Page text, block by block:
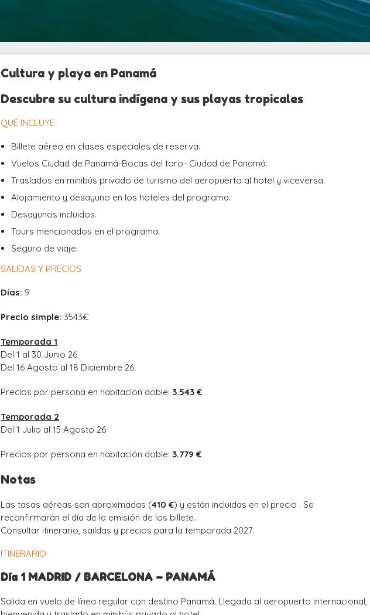
Cultura y playa en Panamá
Descubre su cultura indígena y sus playas tropicales
QUÉ INCLUYE
Billete aéreo en clases especiales de reserva.
Vuelos Ciudad de Panamá-Bocas del toro- Ciudad de Panamá.
Traslados en minibús privado de turismo del aeropuerto al hotel y viceversa.
Alojamiento y desayuno en los hoteles del programa.
Desayunos incluidos.
Tours mencionados en el programa.
Seguro de viaje.
SALIDAS Y PRECIOS
Días: 9
Precio simple: 3543€
Temporada 1
Del 1 al 30 Junio 26
Del 16 Agosto al 18 Diciembre 26
Precios por persona en habitación doble: 3.543 €
Temporada 2
Del 1 Julio al 15 Agosto 26
Precios por persona en habitación doble: 3.779 €
Notas
Las tasas aéreas son aproximadas (410 €) y están incluidas en el precio . Se
reconfirmarán el día de la emisión de los billete.
Consultar itinerario, saildas y precios para la temporada 2027.
ITINERARIO
Día 1 MADRID / BARCELONA – PANAMÁ
Salida en vuelo de línea regular con destino Panamá. Llegada al aeropuerto internacional,